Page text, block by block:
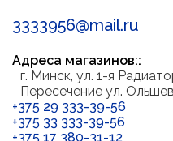
Адреса магазинов:
г. Минск, ул. 1-я
Пересечение ул.
+375 29 333-39-56
+375 33 333-39-56
+375 17 380-31-12
3333956@mail.ru